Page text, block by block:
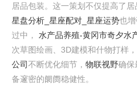
居品包装。这一策划不仅提高了居
星盘分析_星座配对_星座运势也
过中， 水产品养殖-黄冈市奇夕水
次草图绘画、3D建模和什物打样，
公司不断优化细节， 物联视野确保
备邃密的阛阓稳健性。